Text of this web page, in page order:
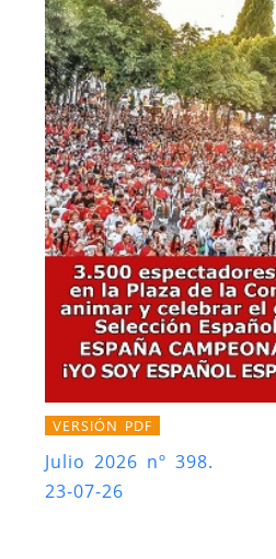
VERSIÓN PDF
Julio 2026 nº 398.
23-07-26